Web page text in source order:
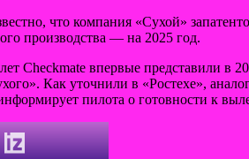
что компания «Сухой»
производства — на 2025 год.
Checkmate впервые представили в
Как уточнили в «Ростехе»,
пилота о готовности к